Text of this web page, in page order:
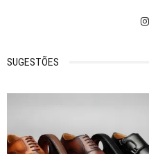
SUGESTÕES